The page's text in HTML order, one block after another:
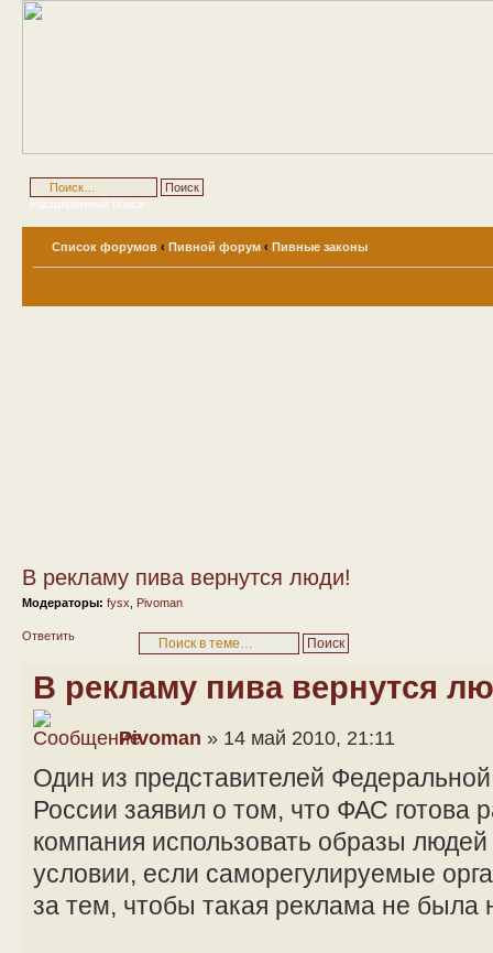
Расширенный поиск
Список форумов ‹ Пивной форум ‹ Пивные законы
В рекламу пива вернутся люди!
Модераторы: fysx Pivoman
Ответить
В рекламу пива вернутся
Pivoman » 14 май 2010, 21:11
Один из представителей
России заявил о том, что ФАС готова
компания использовать образы
условии, если саморегулируемые
за тем, чтобы такая реклама не была